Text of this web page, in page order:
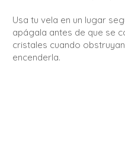
Usa tu vela en un lugar
apágala antes de que se
cristales cuando
encenderla.